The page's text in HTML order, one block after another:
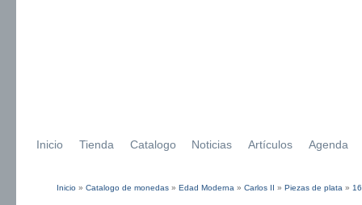
Inicio Tienda Catalogo Noticias Artículos Agenda
Inicio » Catalogo de monedas » Edad Moderna » Carlos II » Piezas de plata »